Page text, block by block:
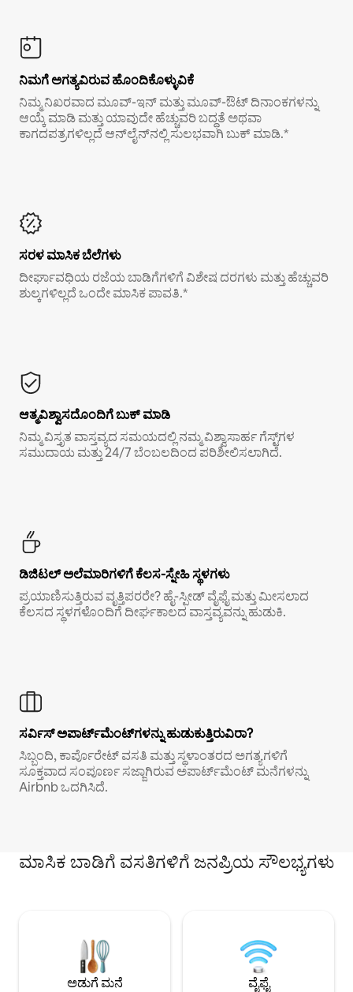
ನಿಮಗೆ ಅಗತ್ಯವಿರುವ ಹೊಂದಿಕೊಳ್ಳುವಿಕೆ
ನಿಮ್ಮ ನಿಖರವಾದ ಮೂವ್-ಇನ್ ಮತ್ತು ಮೂವ್-ಔಟ್ ದಿನಾಂಕಗಳನ್ನು
ಆಯ್ಕೆ ಮಾಡಿ ಮತ್ತು ಯಾವುದೇ ಹೆಚ್ಚುವರಿ ಬದ್ಧತೆ ಅಥವಾ
ಕಾಗದಪತ್ರಗಳಿಲ್ಲದೆ ಆನ್‌ಲೈನ್‌ನಲ್ಲಿ ಸುಲಭವಾಗಿ ಬುಕ್ ಮಾಡಿ.*
ಸರಳ ಮಾಸಿಕ ಬೆಲೆಗಳು
ದೀರ್ಘಾವಧಿಯ ರಜೆಯ ಬಾಡಿಗೆಗಳಿಗೆ ವಿಶೇಷ ದರಗಳು ಮತ್ತು ಹೆಚ್ಚುವರಿ
ಶುಲ್ಕಗಳಿಲ್ಲದೆ ಒಂದೇ ಮಾಸಿಕ ಪಾವತಿ.*
ಆತ್ಮವಿಶ್ವಾಸದೊಂದಿಗೆ ಬುಕ್ ಮಾಡಿ
ನಿಮ್ಮ ವಿಸ್ತೃತ ವಾಸ್ತವ್ಯದ ಸಮಯದಲ್ಲಿ ನಮ್ಮ ವಿಶ್ವಾಸಾರ್ಹ ಗೆಸ್ಟ್‌ಗಳ
ಸಮುದಾಯ ಮತ್ತು 24/7 ಬೆಂಬಲದಿಂದ ಪರಿಶೀಲಿಸಲಾಗಿದೆ.
ಡಿಜಿಟಲ್ ಅಲೆಮಾರಿಗಳಿಗೆ ಕೆಲಸ-ಸ್ನೇಹಿ ಸ್ಥಳಗಳು
ಪ್ರಯಾಣಿಸುತ್ತಿರುವ ವೃತ್ತಿಪರರೇ? ಹೈ-ಸ್ಪೀಡ್ ವೈಫೈ ಮತ್ತು ಮೀಸಲಾದ
ಕೆಲಸದ ಸ್ಥಳಗಳೊಂದಿಗೆ ದೀರ್ಘಕಾಲದ ವಾಸ್ತವ್ಯವನ್ನು ಹುಡುಕಿ.
ಸರ್ವಿಸ್ ಅಪಾರ್ಟ್‌ಮೆಂಟ್‌ಗಳನ್ನು ಹುಡುಕುತ್ತಿರುವಿರಾ?
ಸಿಬ್ಬಂದಿ, ಕಾರ್ಪೊರೇಟ್ ವಸತಿ ಮತ್ತು ಸ್ಥಳಾಂತರದ ಅಗತ್ಯಗಳಿಗೆ
ಸೂಕ್ತವಾದ ಸಂಪೂರ್ಣ ಸಜ್ಜಾಗಿರುವ ಅಪಾರ್ಟ್‌ಮೆಂಟ್ ಮನೆಗಳನ್ನು
Airbnb ಒದಗಿಸಿದೆ.
ಮಾಸಿಕ ಬಾಡಿಗೆ ವಸತಿಗಳಿಗೆ ಜನಪ್ರಿಯ ಸೌಲಭ್ಯಗಳು
ಅಡುಗೆ ಮನೆ ವೈಫೈ